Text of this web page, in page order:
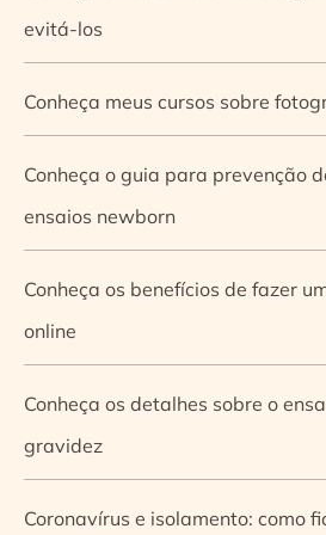
evitá-los
Conheça meus cursos sobre
Conheça o guia para prevenção
ensaios newborn
Conheça os benefícios de fazer
online
Conheça os detalhes sobre o
gravidez
Coronavírus e isolamento: como